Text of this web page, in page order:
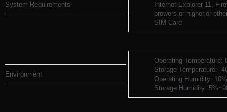
System Requirements
Internet Explorer 11,
browers or higher,or
SIM Card
Environment
Operating
Storage Temperature:
Operating Humidity:
Storage Humidity: